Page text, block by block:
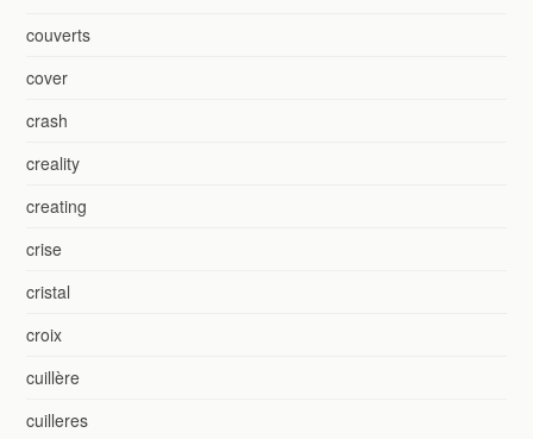
couverts
cover
crash
creality
creating
crise
cristal
croix
cuillère
cuilleres